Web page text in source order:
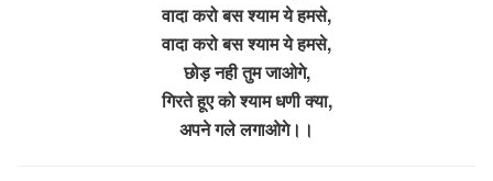
वादा करो बस श्याम ये हमसे,
वादा करो बस श्याम ये हमसे,
छोड़ नही तुम जाओगे,
गिरते हूए को श्याम धणी क्या,
अपने गले लगाओगे।।